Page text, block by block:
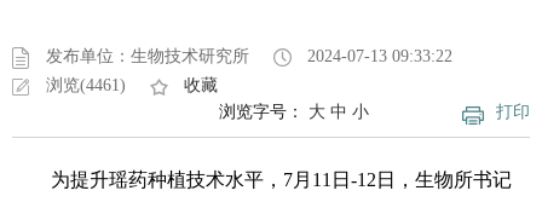
发布单位：生物技术研究所
2024-07-13 09:33:22
浏览(4461)
收藏
打印
浏览字号： 大 中 小
为提升瑶药种植技术水平，7月11日-12日，生物所书记